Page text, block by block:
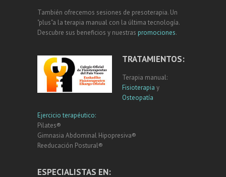
También ofrecemos sesiones de presoterapia. Un
"plus"a la terapia manual con la última tecnología.
Descubre sus beneficios y nuestras promociones.
TRATAMIENTOS:
Terapia manual:
Fisioterapia y
Osteopatía
Ejercicio terapéutico:
Pilates®
Gimnasia Abdominal Hipopresiva®
Reeducación Postural®
ESPECIALISTAS EN: